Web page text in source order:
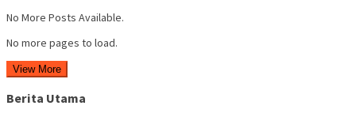
No More Posts Available.
No more pages to load.
View More
Berita Utama